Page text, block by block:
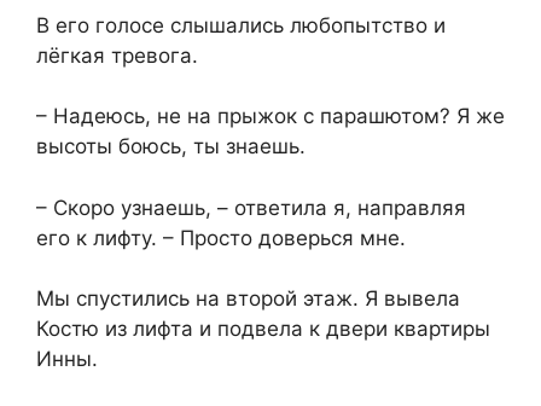
В его голосе слышались любопытство и
лёгкая тревога.
– Надеюсь, не на прыжок с парашютом? Я же
высоты боюсь, ты знаешь.
– Скоро узнаешь, – ответила я, направляя
его к лифту. – Просто доверься мне.
Мы спустились на второй этаж. Я вывела
Костю из лифта и подвела к двери квартиры
Инны.